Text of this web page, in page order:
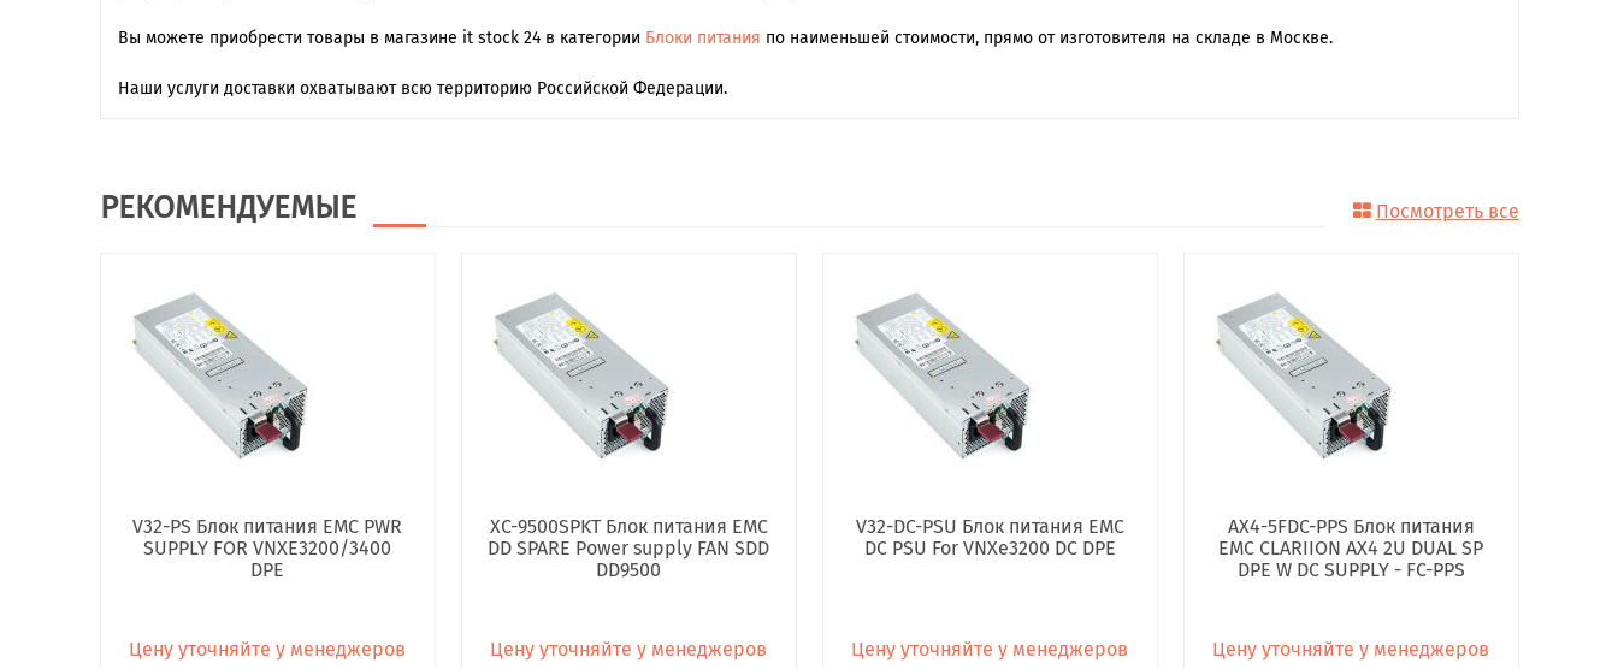
Вы можете приобрести товары в магазине it stock 24 в категории Блоки питания по наименьшей стоимости, прямо от изготовителя на складе в Москве.
Наши услуги доставки охватывают всю территорию Российской Федерации.
РЕКОМЕНДУЕМЫЕ Посмотреть все
V32-PS Блок питания EMC PWR
SUPPLY FOR VNXE3200/3400
DPE
Цену уточняйте у менеджеров
XC-9500SPKT Блок питания EMC
DD SPARE Power supply FAN SDD
DD9500
Цену уточняйте у менеджеров
V32-DC-PSU Блок питания EMC
DC PSU For VNXe3200 DC DPE
Цену уточняйте у менеджеров
AX4-5FDC-PPS Блок питания
EMC CLARIION AX4 2U DUAL SP
DPE W DC SUPPLY - FC-PPS
Цену уточняйте у менеджеров